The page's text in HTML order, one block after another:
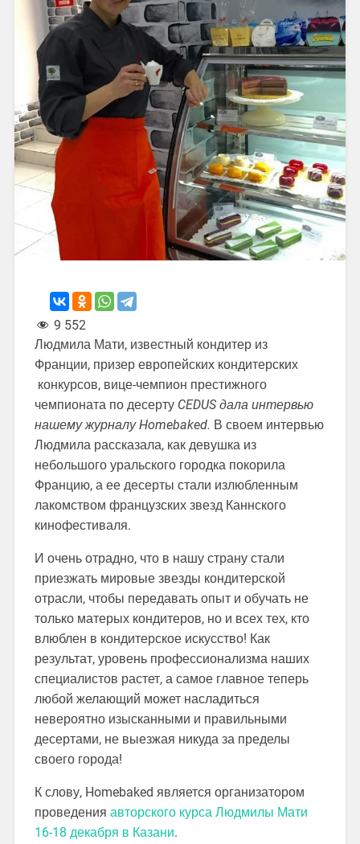
9 552
Людмила Мати, известный кондитер из
Франции, призер европейских кондитерских
конкурсов, вице-чемпион престижного
чемпионата по десерту CEDUS дала интервью
нашему журналу Homebaked. В своем интервью
Людмила рассказала, как девушка из
небольшого уральского городка покорила
Францию, а ее десерты стали излюбленным
лакомством французских звезд Каннского
кинофестиваля.
И очень отрадно, что в нашу страну стали
приезжать мировые звезды кондитерской
отрасли, чтобы передавать опыт и обучать не
только матерых кондитеров, но и всех тех, кто
влюблен в кондитерское искусство! Как
результат, уровень профессионализма наших
специалистов растет, а самое главное теперь
любой желающий может насладиться
невероятно изысканными и правильными
десертами, не выезжая никуда за пределы
своего города!
К слову, Homebaked является организатором
проведения авторского курса Людмилы Мати
16-18 декабря в Казани.